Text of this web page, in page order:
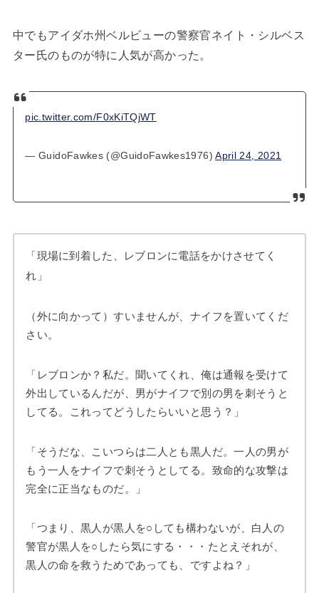
中でもアイダホ州ベルビューの警察官ネイト・シルベス
ター氏のものが特に人気が高かった。
pic.twitter.com/F0xKiTQjWT
— GuidoFawkes (@GuidoFawkes1976)April 24, 2021
「現場に到着した、レブロンに電話をかけさせてく
れ」
（外に向かって）すいませんが、ナイフを置いてくだ
さい。
「レブロンか？私だ。聞いてくれ、俺は通報を受けて
外出しているんだが、男がナイフで別の男を刺そうと
してる。これってどうしたらいいと思う？」
「そうだな、こいつらは二人とも黒人だ。一人の男が
もう一人をナイフで刺そうとしてる。致命的な攻撃は
完全に正当なものだ。」
「つまり、黒人が黒人を○しても構わないが、白人の
警官が黒人を○したら気にする・・・たとえそれが、
黒人の命を救うためであっても、ですよね？」